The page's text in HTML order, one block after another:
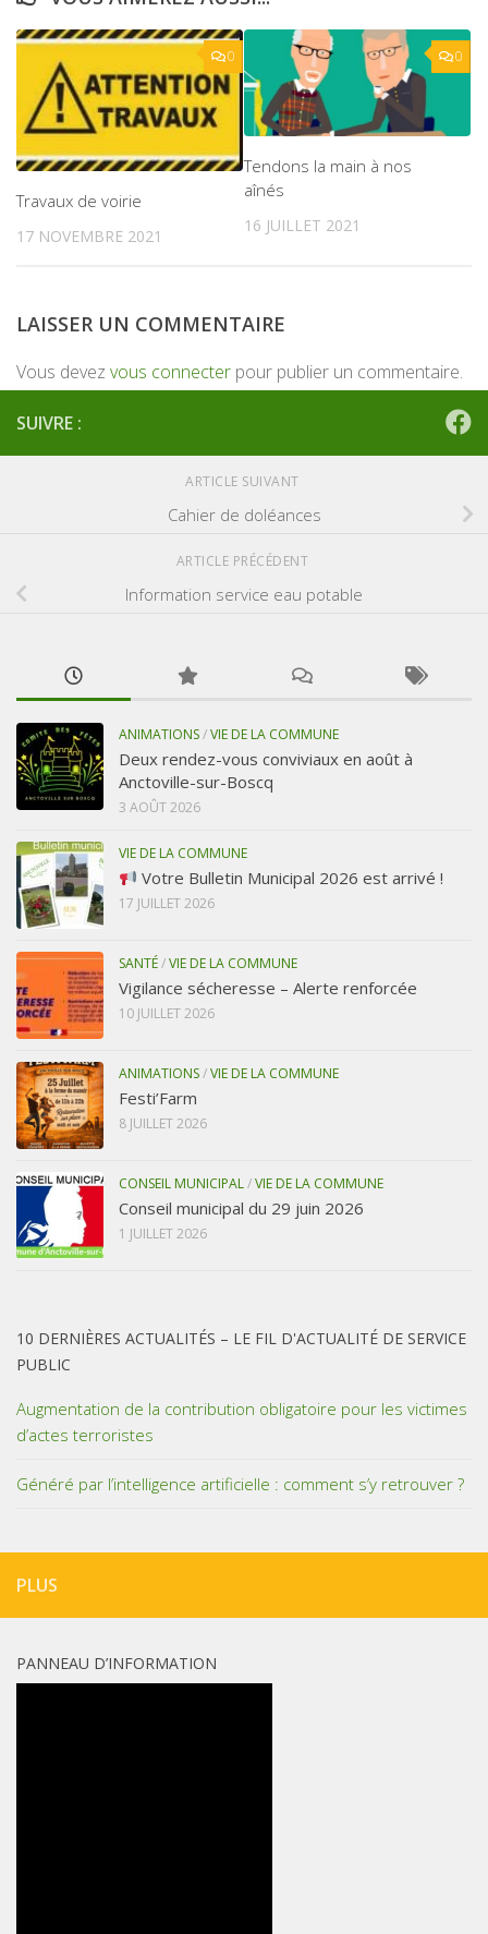
0
Travaux de voirie
17 NOVEMBRE 2021
0
Tendons la main à nos
aînés
16 JUILLET 2021
LAISSER UN COMMENTAIRE
Vous devez vous connecter pour publier un commentaire.
SUIVRE :
ARTICLE SUIVANT
Cahier de doléances
ARTICLE PRÉCÉDENT
Information service eau potable
ANIMATIONS/VIE DE LA COMMUNE
Deux rendez-vous conviviaux en août à
Anctoville-sur-Boscq
3 AOÛT 2026
VIE DE LA COMMUNE
Votre Bulletin Municipal 2026 est arrivé !
17 JUILLET 2026
SANTÉ/VIE DE LA COMMUNE
Vigilance sécheresse – Alerte renforcée
10 JUILLET 2026
ANIMATIONS/VIE DE LA COMMUNE
Festi’Farm
8 JUILLET 2026
CONSEIL MUNICIPAL/VIE DE LA COMMUNE
Conseil municipal du 29 juin 2026
1 JUILLET 2026
10 DERNIÈRES ACTUALITÉS – LE FIL D'ACTUALITÉ DE SERVICE
PUBLIC
Augmentation de la contribution obligatoire pour les victimes
d’actes terroristes
Généré par l’intelligence artificielle : comment s’y retrouver ?
PLUS
PANNEAU D’INFORMATION